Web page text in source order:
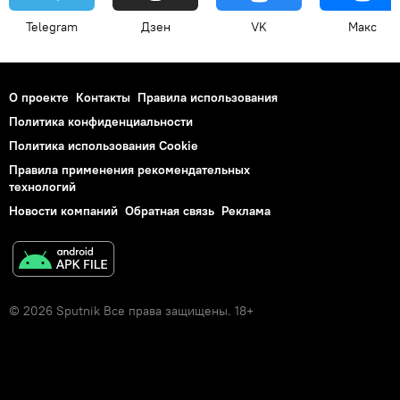
Telegram Дзен VK Макс
О проекте Контакты Правила использования
Политика конфиденциальности
Политика использования Cookie
Правила применения рекомендательных
технологий
Новости компаний Обратная связь Реклама
© 2026 Sputnik Все права защищены. 18+